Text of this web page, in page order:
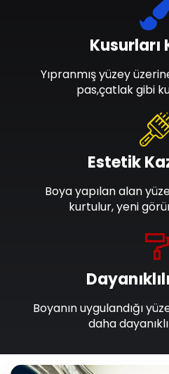
Boyanın uygulandığı
daha
Estetik
Boya yapılan alan
kurtulur, yeni
Kusurları
Yıpranmış yüzey
pas,çatlak gibi